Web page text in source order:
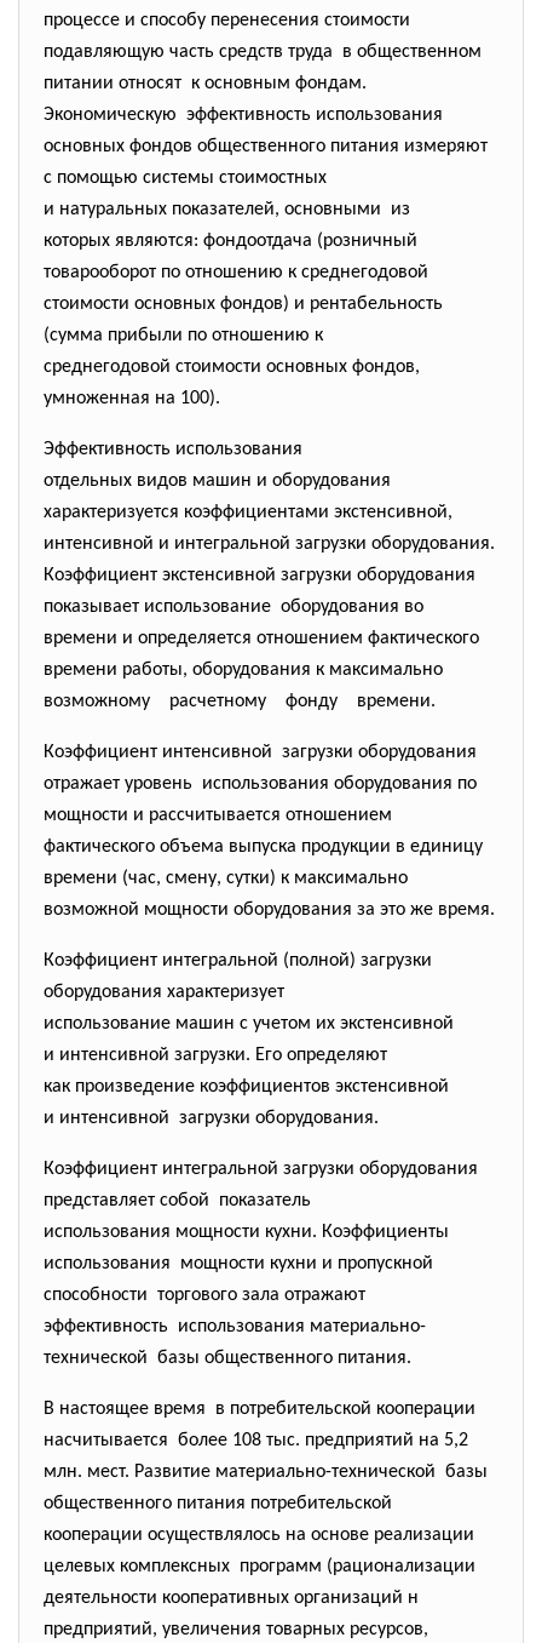
процессе и способу перенесения стоимости
подавляющую часть средств труда в общественном
питании относят к основным фондам.
Экономическую эффективность использования
основных фондов общественного питания измеряют
с помощью системы стоимостных
и натуральных показателей, основными из
которых являются: фондоотдача (розничный
товарооборот по отношению к среднегодовой
стоимости основных фондов) и рентабельность
(сумма прибыли по отношению к
среднегодовой стоимости основных фондов,
умноженная на 100).
Эффективность использования
отдельных видов машин и оборудования
характеризуется коэффициентами экстенсивной,
интенсивной и интегральной загрузки оборудования.
Коэффициент экстенсивной загрузки оборудования
показывает использование оборудования во
времени и определяется отношением фактического
времени работы, оборудования к максимально
возможному расчетному фонду времени.
Коэффициент интенсивной загрузки оборудования
отражает уровень использования оборудования по
мощности и рассчитывается отношением
фактического объема выпуска продукции в единицу
времени (час, смену, сутки) к максимально
возможной мощности оборудования за это же время.
Коэффициент интегральной (полной) загрузки
оборудования характеризует
использование машин с учетом их экстенсивной
и интенсивной загрузки. Его определяют
как произведение коэффициентов экстенсивной
и интенсивной загрузки оборудования.
Коэффициент интегральной загрузки оборудования
представляет собой показатель
использования мощности кухни. Коэффициенты
использования мощности кухни и пропускной
способности торгового зала отражают
эффективность использования материально-
технической базы общественного питания.
В настоящее время в потребительской кооперации
насчитывается более 108 тыс. предприятий на 5,2
млн. мест. Развитие материально-технической базы
общественного питания потребительской
кооперации осуществлялось на основе реализации
целевых комплексных программ (рационализации
деятельности кооперативных организаций н
предприятий, увеличения товарных ресурсов,